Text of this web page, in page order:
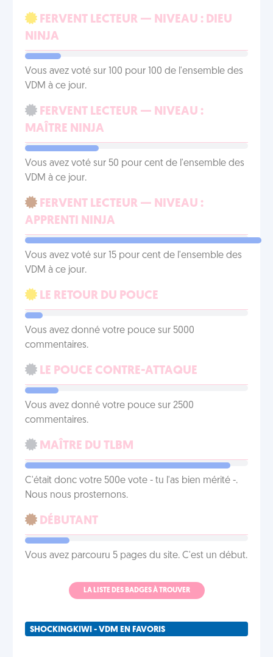
FERVENT LECTEUR — NIVEAU : DIEU
NINJA
Vous avez voté sur 100 pour 100 de l'ensemble des
VDM à ce jour.
FERVENT LECTEUR — NIVEAU :
MAÎTRE NINJA
Vous avez voté sur 50 pour cent de l'ensemble des
VDM à ce jour.
FERVENT LECTEUR — NIVEAU :
APPRENTI NINJA
Vous avez voté sur 15 pour cent de l'ensemble des
VDM à ce jour.
LE RETOUR DU POUCE
Vous avez donné votre pouce sur 5000
commentaires.
LE POUCE CONTRE-ATTAQUE
Vous avez donné votre pouce sur 2500
commentaires.
MAÎTRE DU TLBM
C'était donc votre 500e vote - tu l'as bien mérité -.
Nous nous prosternons.
DÉBUTANT
Vous avez parcouru 5 pages du site. C'est un début.
LA LISTE DES BADGES À TROUVER
SHOCKINGKIWI - VDM EN FAVORIS